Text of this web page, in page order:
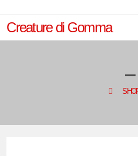
Creature di Gomma
–